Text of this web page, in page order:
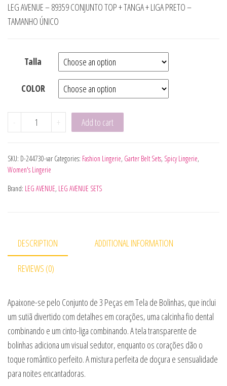
LEG AVENUE – 89359 CONJUNTO TOP + TANGA + LIGA PRETO –
TAMANHO ÚNICO
Talla
COLOR
- LEG AVENUE - SET TOP + TANGA + LIGUERO quantity
+ Add to cart
SKU: D-244730-var Categories: Fashion Lingerie, Garter Belt Sets, Spicy Lingerie,
Women's Lingerie
Brand: LEG AVENUE, LEG AVENUE SETS
DESCRIPTION ADDITIONAL INFORMATION
REVIEWS (0)
Apaixone-se pelo Conjunto de 3 Peças em Tela de Bolinhas, que inclui
um sutiã divertido com detalhes em corações, uma calcinha fio dental
combinando e um cinto-liga combinando. A tela transparente de
bolinhas adiciona um visual sedutor, enquanto os corações dão o
toque romântico perfeito. A mistura perfeita de doçura e sensualidade
para noites encantadoras.